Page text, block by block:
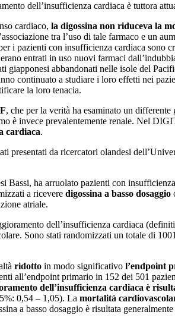
dell’insufficienza cardiaca è tuttora
cardiaco, la digossina non riduceva la
tra l’uso di tale farmaco e un
i pazienti con insufficienza cardiaca
entrati in uso nuovi farmaci
giapponesi abbandonati nelle isole del
continuato a studiare i loro effetti nei
la loro tenacia.
, che per la verità ha esaminato un
è invece prevalentemente renale. Nel
cardiaca.
presentati da ricercatori olandesi
Bassi, ha arruolato pazienti con
a ricevere digossina a basso dosaggio
atriale.
dell’insufficienza cardiaca
Sono stati randomizzati un totale di
ridotto in modo significativo l’endpoint
all’endpoint primario in 152 dei 501
dell’insufficienza cardiaca è
0,54 – 1,05). La mortalità
a basso dosaggio è risultata generalmente